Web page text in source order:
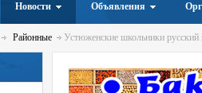
Новости Объявления
Районные Устюженские школьники